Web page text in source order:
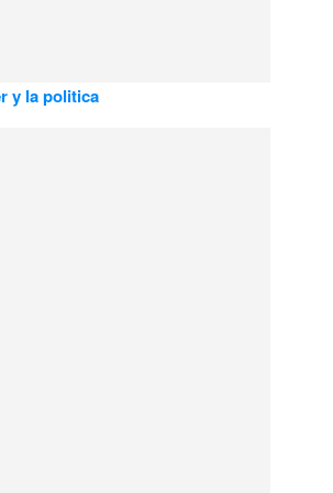
y la politica